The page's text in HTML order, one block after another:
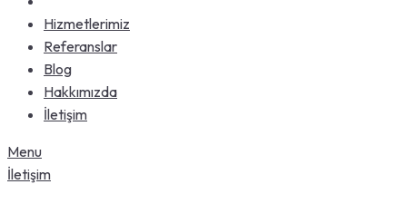
Hizmetlerimiz
Referanslar
Blog
Hakkımızda
İletişim
Menu
İletişim